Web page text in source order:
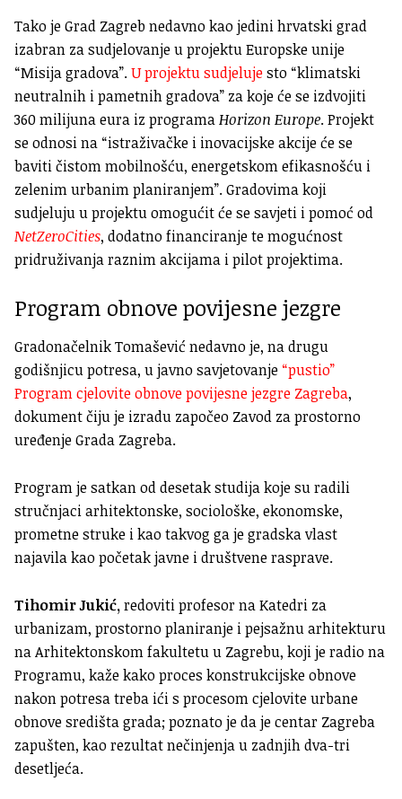
Tako je Grad Zagreb nedavno kao jedini hrvatski grad
izabran za sudjelovanje u projektu Europske unije
“Misija gradova”.U projektu sudjelujesto “klimatski
neutralnih i pametnih gradova” za koje će se izdvojiti
360 milijuna eura iz programaHorizon Europe. Projekt
se odnosi na “istraživačke i inovacijske akcije će se
baviti čistom mobilnošću, energetskom efikasnošću i
zelenim urbanim planiranjem”. Gradovima koji
sudjeluju u projektu omogućit će sesavjeti i pomoć od
NetZeroCities, dodatno financiranje te mogućnost
pridruživanja raznim akcijama i pilot projektima.
Program obnove povijesne jezgre
Gradonačelnik Tomašević nedavno je, na drugu
godišnjicu potresa, u javno savjetovanje “pustio”
Program cjelovite obnove povijesne jezgre Zagreba,
dokument čiju je izradu započeo Zavod za prostorno
uređenje Grada Zagreba.
Program je satkan od desetak studija koje su radili
stručnjaci arhitektonske, sociološke, ekonomske,
prometne struke i kao takvog ga je gradska vlast
najavila kao početak javne i društvene rasprave.
Tihomir Jukić,redoviti profesor na Katedri za
urbanizam, prostorno planiranje i pejsažnu arhitekturu
na Arhitektonskom fakultetu u Zagrebu, koji je radio na
Programu, kaže kako proces konstrukcijske obnove
nakon potresa treba ići s procesom cjelovite urbane
obnove središta grada; poznato je da je centar Zagreba
zapušten, kao rezultat nečinjenja u zadnjih dva-tri
desetljeća.